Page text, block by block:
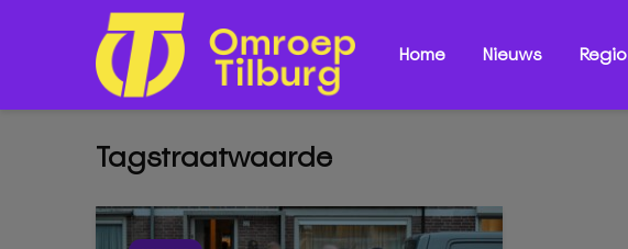
Home Nieuws Regio
Tagstraatwaarde